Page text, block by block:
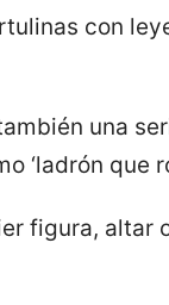
con
una
‘ladrón que
figura, altar